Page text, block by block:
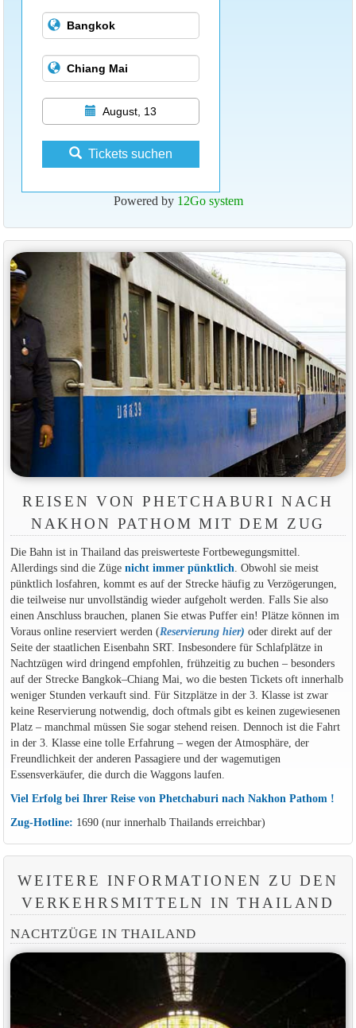
August, 13
Tickets suchen
Powered by 12Go system
REISEN VON PHETCHABURI NACH
NAKHON PATHOM MIT DEM ZUG
Die Bahn ist in Thailand das preiswerteste Fortbewegungsmittel.
Allerdings sind die Züge nicht immer pünktlich . Obwohl sie meist
pünktlich losfahren, kommt es auf der Strecke häufig zu Verzögerungen,
die teilweise nur unvollständig wieder aufgeholt werden. Falls Sie also
einen Anschluss brauchen, planen Sie etwas Puffer ein! Plätze können im
Voraus online reserviert werden (Reservierung hier) oder direkt auf der
Seite der staatlichen Eisenbahn SRT. Insbesondere für Schlafplätze in
Nachtzügen wird dringend empfohlen, frühzeitig zu buchen – besonders
auf der Strecke Bangkok–Chiang Mai, wo die besten Tickets oft innerhalb
weniger Stunden verkauft sind. Für Sitzplätze in der 3. Klasse ist zwar
keine Reservierung notwendig, doch oftmals gibt es keinen zugewiesenen
Platz – manchmal müssen Sie sogar stehend reisen. Dennoch ist die Fahrt
in der 3. Klasse eine tolle Erfahrung – wegen der Atmosphäre, der
Freundlichkeit der anderen Passagiere und der wagemutigen
Essensverkäufer, die durch die Waggons laufen.
Viel Erfolg bei Ihrer Reise von Phetchaburi nach Nakhon Pathom !
Zug-Hotline: 1690 (nur innerhalb Thailands erreichbar)
WEITERE INFORMATIONEN ZU DEN
VERKEHRSMITTELN IN THAILAND
NACHTZÜGE IN THAILAND